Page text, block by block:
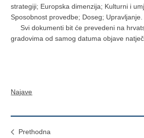
strategiji; Europska dimenzija; Kulturni i
Sposobnost provedbe; Doseg; Upravljanje.
Svi dokumenti bit će prevedeni na
gradovima od samog datuma objave
Najave
Prethodna